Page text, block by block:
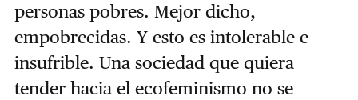
personas pobres. Mejor dicho,
empobrecidas. Y esto es intolerable e
insufrible. Una sociedad que quiera
tender hacia el ecofeminismo no se